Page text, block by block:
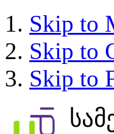
Skip to
Skip to
Skip to